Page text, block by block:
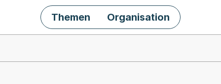
Themen Organisation